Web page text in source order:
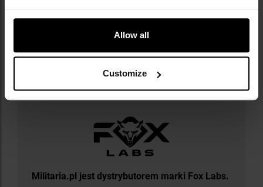
Allow all
Customize
Waga: 70 g
Producent:Fox Labs International, USA
Militaria.pl jest dystrybutorem marki Fox Labs.